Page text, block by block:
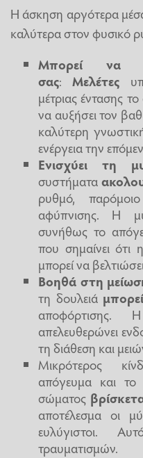
Η άσκηση αργότερα
καλύτερα στον φυσικό
Μπορεί να
σας:Μελέτες
μέτριας έντασης
να αυξήσει τον
καλύτερη
ενέργεια την
Ενισχύει τη
συστήματα
ρυθμό,
αφύπνισης. Η
συνήθως το
που σημαίνει ότι
μπορεί να
Βοηθά στη
τη δουλειά
αποφόρτισης.
απελευθερώνει
τη διάθεση και
Μικρότερος
απόγευμα και
σώματος
αποτέλεσμα οι
ευλύγιστοι.
τραυματισμών.